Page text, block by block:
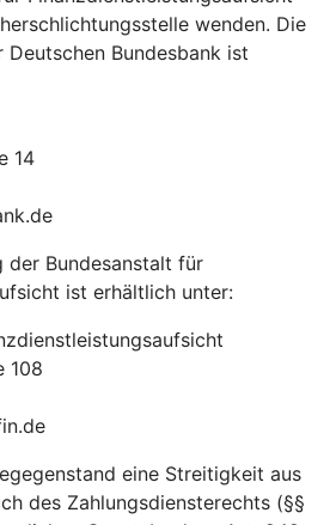
wenden. Die
Bundesbank ist
14
der Bundesanstalt für
ist erhältlich unter:
108
eine Streitigkeit aus
des Zahlungsdiensterechts (§§